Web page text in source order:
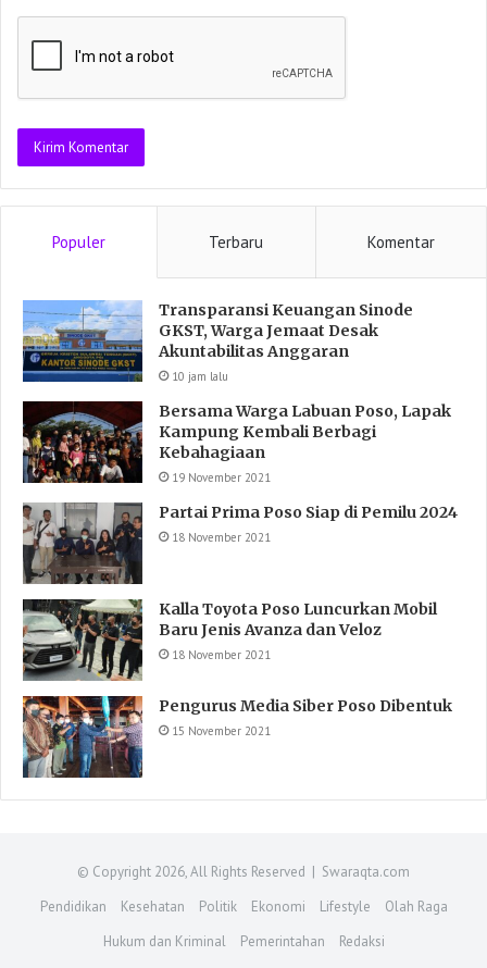
Populer Terbaru Komentar
Transparansi Keuangan Sinode
GKST, Warga Jemaat Desak
Akuntabilitas Anggaran
10 jam lalu
Bersama Warga Labuan Poso, Lapak
Kampung Kembali Berbagi
Kebahagiaan
19 November 2021
Partai Prima Poso Siap di Pemilu 2024
18 November 2021
Kalla Toyota Poso Luncurkan Mobil
Baru Jenis Avanza dan Veloz
18 November 2021
Pengurus Media Siber Poso Dibentuk
15 November 2021
© Copyright 2026, All Rights Reserved | Swaraqta.com
Pendidikan
Kesehatan Politik Ekonomi Lifestyle
Olah Raga
Hukum dan Kriminal
Pemerintahan Redaksi